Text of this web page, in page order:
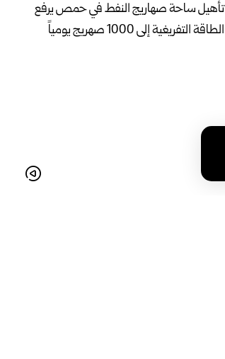
تأهيل ساحة صهاريج النفط في حمص يرفع
الطاقة التفريغية إلى 1000 صهريج يومياً